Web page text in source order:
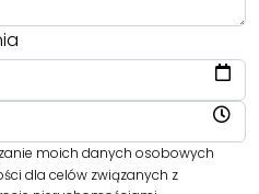
moich danych osobowych
dla celów związanych z